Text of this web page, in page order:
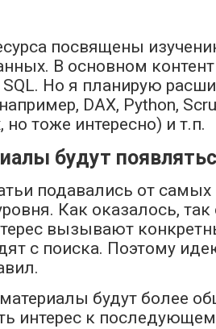
посвящены
В основном
Но я планирую
DAX, Python,
тоже интересно) и т.п.
будут
подавались от
Как оказалось,
вызывают
с поиска. Поэтому
будут более
интерес к